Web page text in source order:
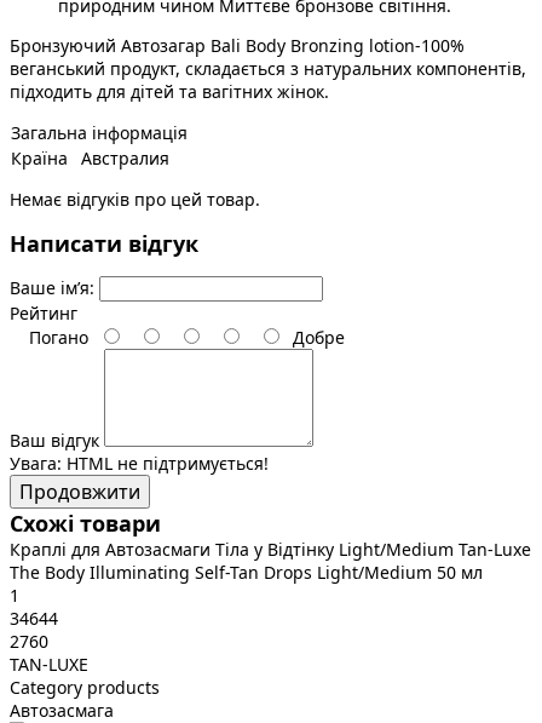
природним чином Миттєве бронзове світіння.
Бронзуючий Автозагар Bali Body Bronzing lotion-100%
веганський продукт, складається з натуральних компонентів,
підходить для дітей та вагітних жінок.
Загальна інформація
Країна
Австралия
Немає відгуків про цей товар.
Написати відгук
Ваше ім’я:
Рейтинг
Погано
Добре
Ваш відгук
Увага: HTML не підтримується!
Продовжити
Схожі товари
Краплі для Автозасмаги Тіла у Відтінку Light/Medium Tan-Luxe
The Body Illuminating Self-Tan Drops Light/Medium 50 мл
1
34644
2760
TAN-LUXE
Category products
Автозасмага